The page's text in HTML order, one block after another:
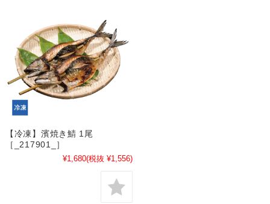
【冷凍】濱焼き鯖 1尾
［_217901_］
¥1,680(税抜 ¥1,556)